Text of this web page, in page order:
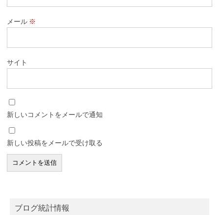
メール ※
サイト
新しいコメントをメールで通知
新しい投稿をメールで受け取る
ブログ統計情報